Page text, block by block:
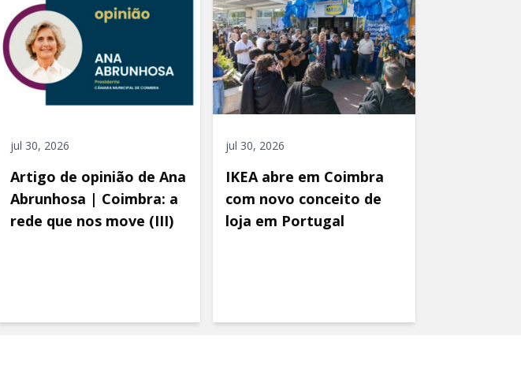
jul 30, 2026
Artigo de opinião de Ana
Abrunhosa | Coimbra: a
rede que nos move (III)
jul 30, 2026
IKEA abre em Coimbra
com novo conceito de
loja em Portugal